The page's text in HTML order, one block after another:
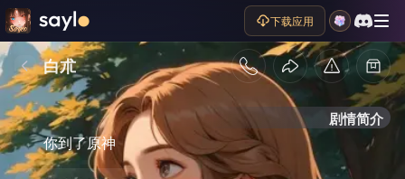
下载应用
白朮
剧情简介
你到了原神